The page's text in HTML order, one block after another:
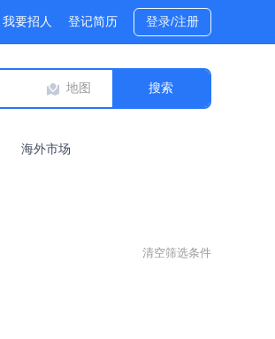
我要招人 登记简历 登录/注册
地图
海外市场
清空筛选条件